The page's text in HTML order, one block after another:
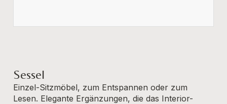
Sessel
Einzel-Sitzmöbel, zum Entspannen oder zum
Lesen. Elegante Ergänzungen, die das Interior-